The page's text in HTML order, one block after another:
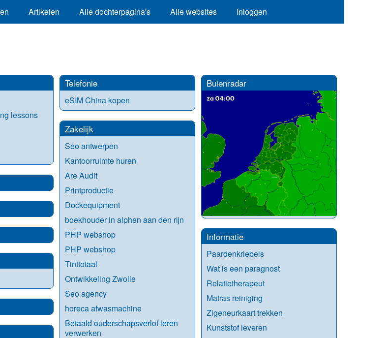
Artikelen Alle dochterpagina's Alle websites Inloggen
lessons
Telefonie
eSIM China kopen
Zakelijk
Seo antwerpen
Kantoorruimte huren
Are Audit
Printproductie
Dockequipment
boekhouder in alphen aan den rijn
PHP webshop
PHP webshop
Tinttotaal
Ontwikkeling Zwolle
Seo agency
horeca afwasmachine
Betaald ouderschapsverlof leren
verwerken
Buienradar
Informatie
Paardenkriebels
Wat is een paragnost
Relatietherapeut
Matras reiniging
Zigeneurkaart trekken
Kunststof leveren